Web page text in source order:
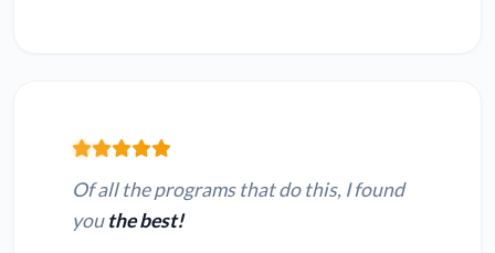
Of all the programs that do this, I found
youthe best!